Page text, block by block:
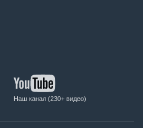
Наш канал (230+ видео)